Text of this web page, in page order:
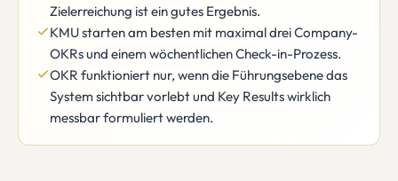
Zielerreichung ist ein gutes Ergebnis.
KMU starten am besten mit maximal drei Company-
OKRs und einem wöchentlichen Check-in-Prozess.
OKR funktioniert nur, wenn die Führungsebene das
System sichtbar vorlebt und Key Results wirklich
messbar formuliert werden.